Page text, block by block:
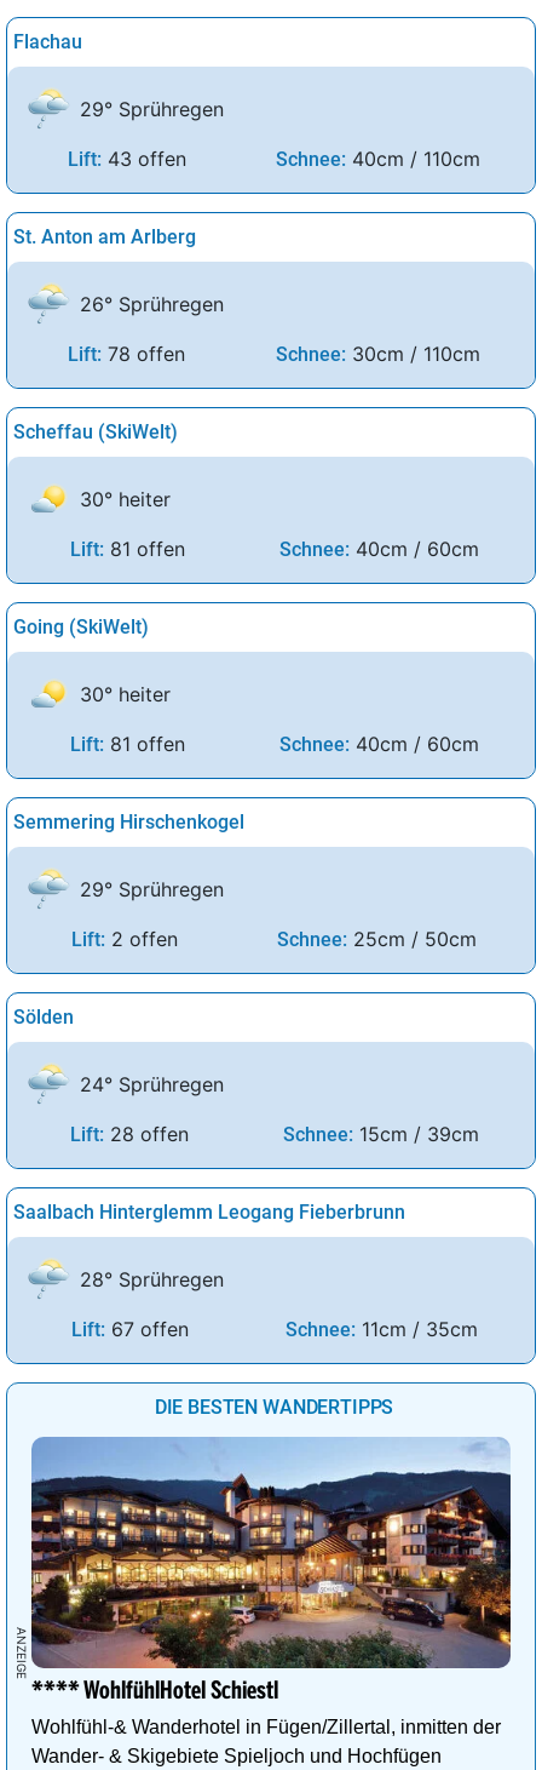
Flachau
29° Sprühregen
Lift: 43 offen Schnee: 40cm / 110cm
St. Anton am Arlberg
26° Sprühregen
Lift: 78 offen Schnee: 30cm / 110cm
Scheffau (SkiWelt)
30° heiter
Lift: 81 offen Schnee: 40cm / 60cm
Going (SkiWelt)
30° heiter
Lift: 81 offen Schnee: 40cm / 60cm
Semmering Hirschenkogel
29° Sprühregen
Lift: 2 offen Schnee: 25cm / 50cm
Sölden
24° Sprühregen
Lift: 28 offen Schnee: 15cm / 39cm
Saalbach Hinterglemm Leogang Fieberbrunn
28° Sprühregen
Lift: 67 offen Schnee: 11cm / 35cm
DIE BESTEN WANDERTIPPS
**** WohlfühlHotel Schiestl
Wohlfühl-& Wanderhotel in Fügen/Zillertal, inmitten der
Wander- & Skigebiete Spieljoch und Hochfügen